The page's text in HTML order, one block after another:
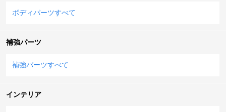
ボディパーツすべて
補強パーツ
補強パーツすべて
インテリア